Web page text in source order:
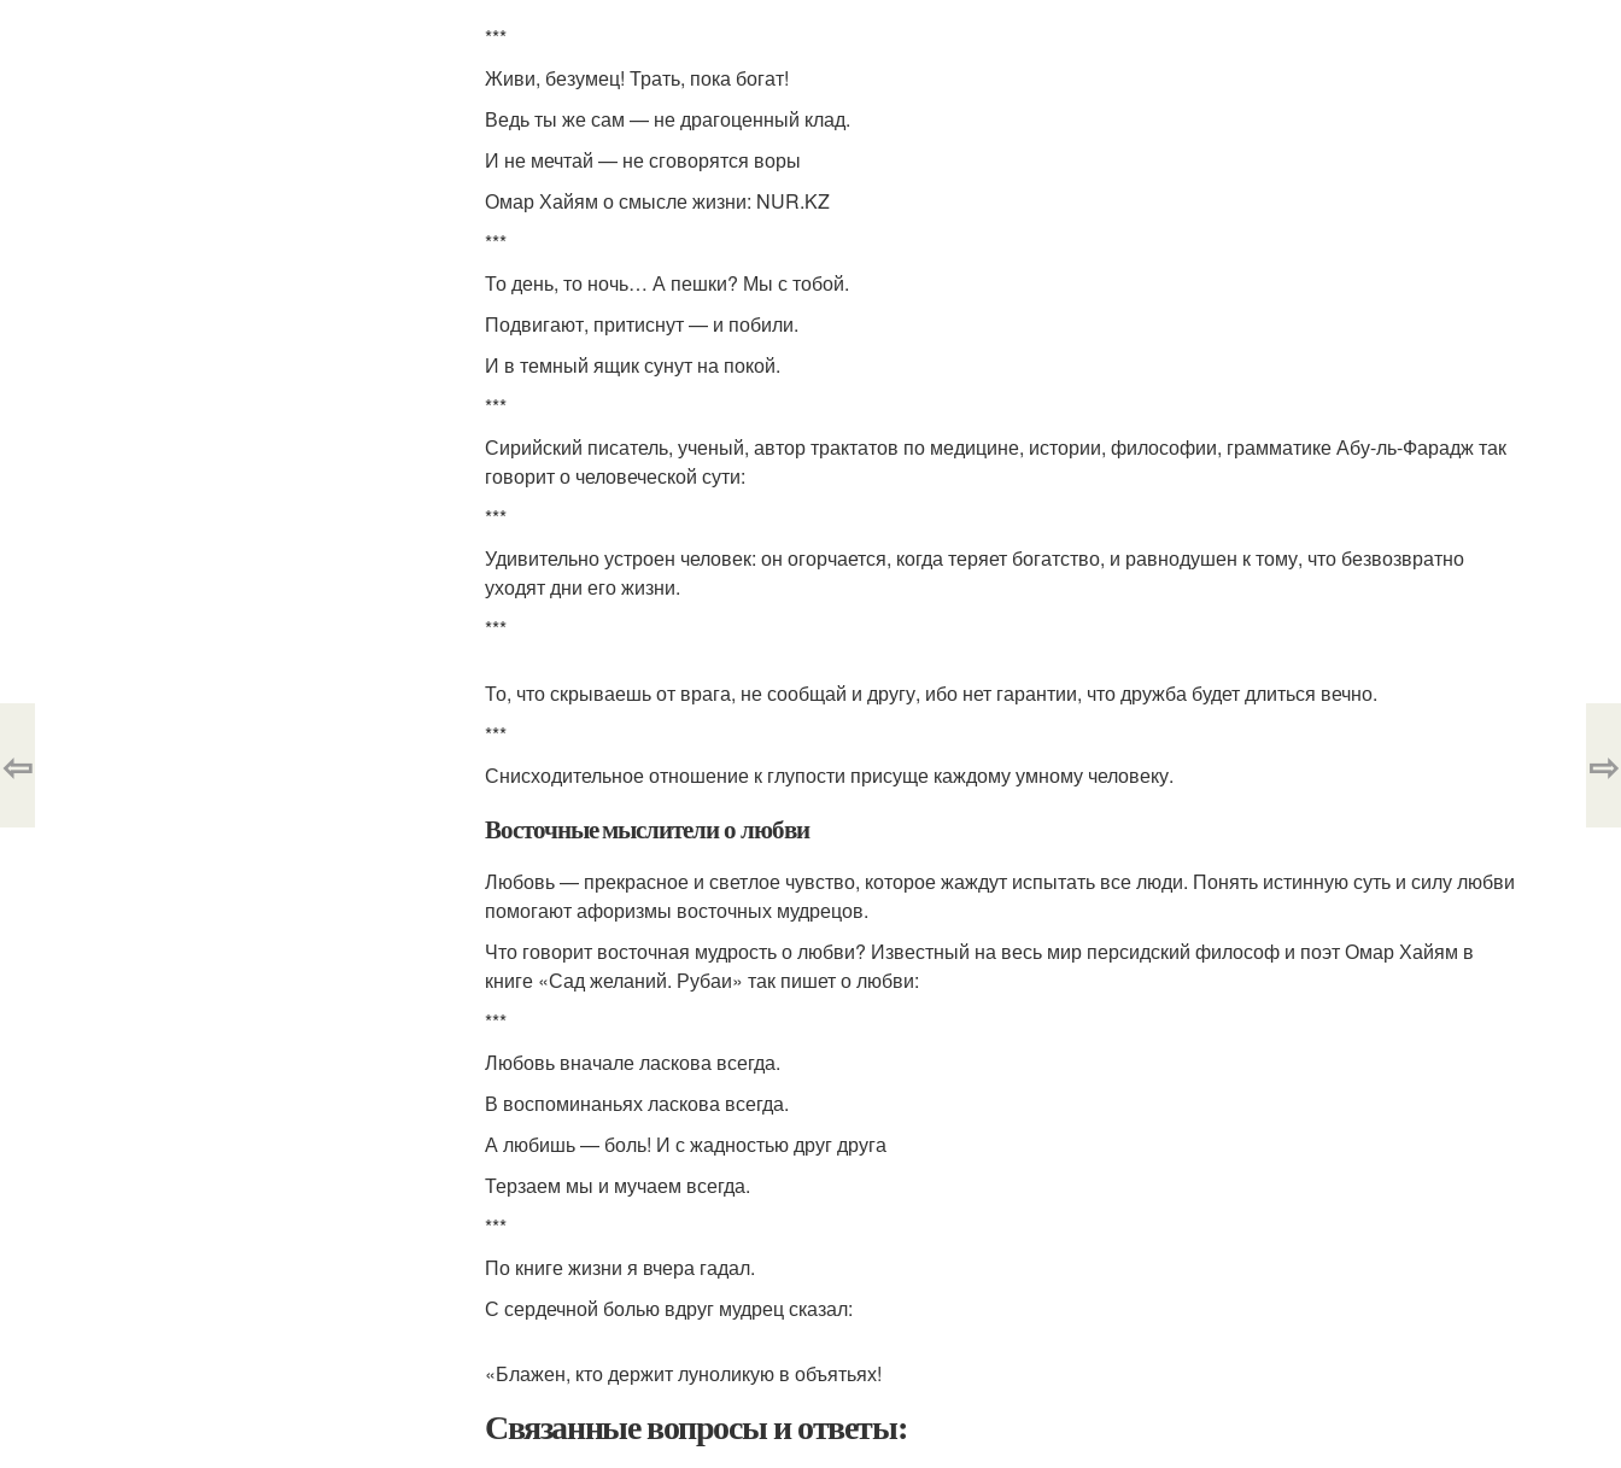
***
Живи, безумец! Трать, пока богат!
Ведь ты же сам — не драгоценный клад.
И не мечтай — не сговорятся воры
Омар Хайям о смысле жизни: NUR.KZ
***
То день, то ночь… А пешки? Мы с тобой.
Подвигают, притиснут — и побили.
И в темный ящик сунут на покой.
***
Сирийский писатель, ученый, автор трактатов по медицине, истории, философии, грамматике Абу-ль-Фарадж так
говорит о человеческой сути:
***
Удивительно устроен человек: он огорчается, когда теряет богатство, и равнодушен к тому, что безвозвратно
уходят дни его жизни.
***
То, что скрываешь от врага, не сообщай и другу, ибо нет гарантии, что дружба будет длиться вечно.
***
Снисходительное отношение к глупости присуще каждому умному человеку.
Восточные мыслители о любви
Любовь — прекрасное и светлое чувство, которое жаждут испытать все люди. Понять истинную суть и силу любви
помогают афоризмы восточных мудрецов.
Что говорит восточная мудрость о любви? Известный на весь мир персидский философ и поэт Омар Хайям в
книге «Сад желаний. Рубаи» так пишет о любви:
***
Любовь вначале ласкова всегда.
В воспоминаньях ласкова всегда.
А любишь — боль! И с жадностью друг друга
Терзаем мы и мучаем всегда.
***
По книге жизни я вчера гадал.
С сердечной болью вдруг мудрец сказал:
«Блажен, кто держит луноликую в объятьях!
Связанные вопросы и ответы:
⇦ ⇨